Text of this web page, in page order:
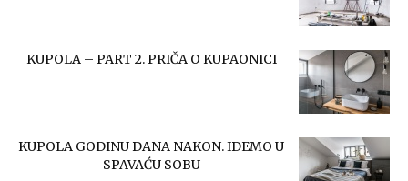
KUPOLA – PART 2. PRIČA O KUPAONICI
KUPOLA GODINU DANA NAKON. IDEMO U
SPAVAĆU SOBU